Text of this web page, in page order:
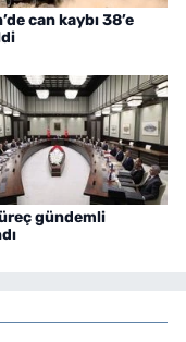
can kaybı 38’e
gündemli